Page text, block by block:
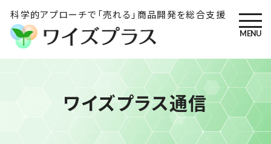
科学的アプローチで「売れる」商品開発を総合支援
ワイズプラス｜鹿児島の特産
品開発・HACCP衛生管理・食
品表示の専門コンサル
MENU
ワイズプラス通信